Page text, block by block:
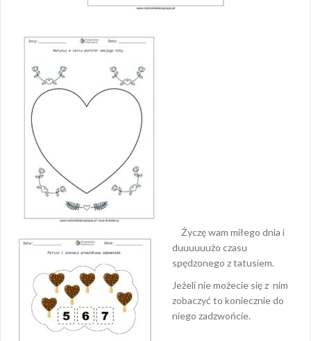
Życzę wam miłego dnia i
duuuuuużo czasu
spędzonego z tatusiem.
Jeżeli nie możecie się z nim
zobaczyć to koniecznie do
niego zadzwońcie.